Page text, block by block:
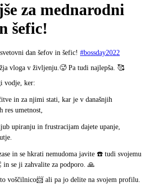
za mednarodni
šefic!
dan šefov in šefic! #bossday2022
vloga v življenju.🥵 Pa tudi najlepša. 🥰
vodje, ker:
in za njimi stati, kar je v današnjih
umetnost,
upiranju in frustracijam dajete upanje,
in se hkrati nemudoma javite ☎️ tudi svojemu
in se ji zahvalite za podporo. 🙏
voščilnico📨 ali pa jo delite na svojem profilu.